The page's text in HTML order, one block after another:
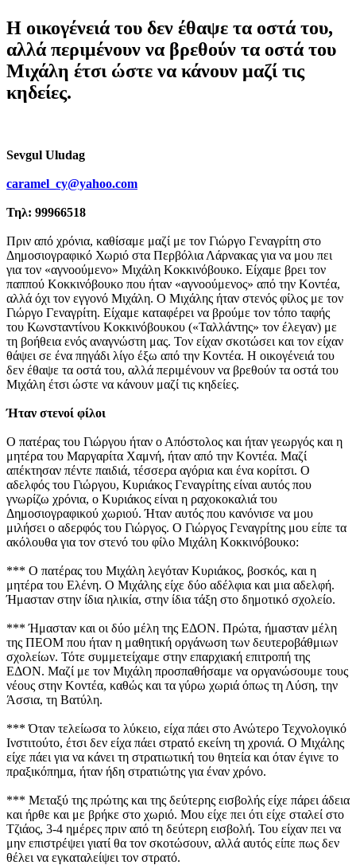
Η οικογένειά του δεν έθαψε τα οστά του,
αλλά περιμένουν να βρεθούν τα οστά του
Μιχάλη έτσι ώστε να κάνουν μαζί τις
κηδείες.
Sevgul Uludag
caramel_cy@yahoo.com
Τηλ: 99966518
Πριν από χρόνια, καθίσαμε μαζί με τον Γιώργο Γεναγρίτη στο
Δημοσιογραφικό Χωριό στα Περβόλια Λάρνακας για να μου πει
για τον «αγνοούμενο» Μιχάλη Κοκκινόβουκο. Είχαμε βρει τον
παππού Κοκκινόβουκο που ήταν «αγνοούμενος» από την Κοντέα,
αλλά όχι τον εγγονό Μιχάλη. Ο Μιχάλης ήταν στενός φίλος με τον
Γιώργο Γεναγρίτη. Είχαμε καταφέρει να βρούμε τον τόπο ταφής
του Κωνσταντίνου Κοκκινόβουκου («Ταλλάντης» τον έλεγαν) με
τη βοήθεια ενός αναγνώστη μας. Τον είχαν σκοτώσει και τον είχαν
θάψει σε ένα πηγάδι λίγο έξω από την Κοντέα. Η οικογένειά του
δεν έθαψε τα οστά του, αλλά περιμένουν να βρεθούν τα οστά του
Μιχάλη έτσι ώστε να κάνουν μαζί τις κηδείες.
Ήταν στενοί φίλοι
Ο πατέρας του Γιώργου ήταν ο Απόστολος και ήταν γεωργός και η
μητέρα του Μαργαρίτα Χαμνή, ήταν από την Κοντέα. Μαζί
απέκτησαν πέντε παιδιά, τέσσερα αγόρια και ένα κορίτσι. Ο
αδελφός του Γιώργου, Κυριάκος Γεναγρίτης είναι αυτός που
γνωρίζω χρόνια, ο Κυριάκος είναι η ραχοκοκαλιά του
Δημοσιογραφικού χωριού. Ήταν αυτός που κανόνισε να μου
μιλήσει ο αδερφός του Γιώργος. Ο Γιώργος Γεναγρίτης μου είπε τα
ακόλουθα για τον στενό του φίλο Μιχάλη Κοκκινόβουκο:
*** Ο πατέρας του Μιχάλη λεγόταν Κυριάκος, βοσκός, και η
μητέρα του Ελένη. Ο Μιχάλης είχε δύο αδέλφια και μια αδελφή.
Ήμασταν στην ίδια ηλικία, στην ίδια τάξη στο δημοτικό σχολείο.
*** Ήμασταν και οι δύο μέλη της ΕΔΟΝ. Πρώτα, ήμασταν μέλη
της ΠΕΟΜ που ήταν η μαθητική οργάνωση των δευτεροβάθμιων
σχολείων. Τότε συμμετείχαμε στην επαρχιακή επιτροπή της
ΕΔΟΝ. Μαζί με τον Μιχάλη προσπαθήσαμε να οργανώσουμε τους
νέους στην Κοντέα, καθώς και τα γύρω χωριά όπως τη Λύση, την
Άσσια, τη Βατύλη.
*** Όταν τελείωσα το λύκειο, είχα πάει στο Ανώτερο Τεχνολογικό
Ινστιτούτο, έτσι δεν είχα πάει στρατό εκείνη τη χρονιά. Ο Μιχάλης
είχε πάει για να κάνει τη στρατιωτική του θητεία και όταν έγινε το
πραξικόπημα, ήταν ήδη στρατιώτης για έναν χρόνο.
*** Μεταξύ της πρώτης και της δεύτερης εισβολής είχε πάρει άδεια
και ήρθε και με βρήκε στο χωριό. Μου είχε πει ότι είχε σταλεί στο
Τζιάος, 3-4 ημέρες πριν από τη δεύτερη εισβολή. Του είχαν πει να
μην επιστρέψει γιατί θα τον σκοτώσουν, αλλά αυτός είπε πως δεν
θέλει να εγκαταλείψει τον στρατό.